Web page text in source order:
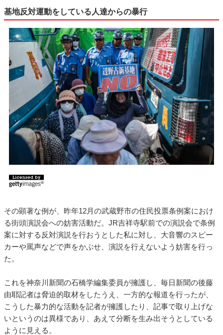
基地反対運動をしている人達からの暴行
その顕著な例が、昨年12月の武蔵野市の住民投票条例案におけ
る街頭演説会への妨害活動だ。JR吉祥寺駅前での演説会で条例
案に対する反対演説を行おうとした私に対し、大音響のスピー
カーや罵声などで声をかぶせ、演説を行えないよう妨害を行っ
た。
これを神奈川新聞の石橋学編集委員が擁護し、毎日新聞の後藤
由耶記者は脅迫的取材をしたうえ、一方的な報道を行ったが、
こうした暴力的な活動を記者が擁護したり、記事で取り上げな
いというのは異様であり、あえて分断を生み出そうとしている
ように見える。